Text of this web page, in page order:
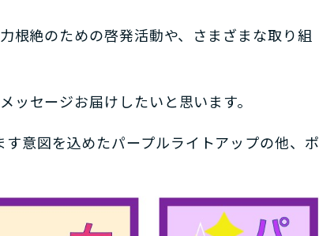
根絶のための啓発活動や、さまざまな取り組
セージお届けしたいと思います。
意図を込めたパープルライトアップの他、ポ